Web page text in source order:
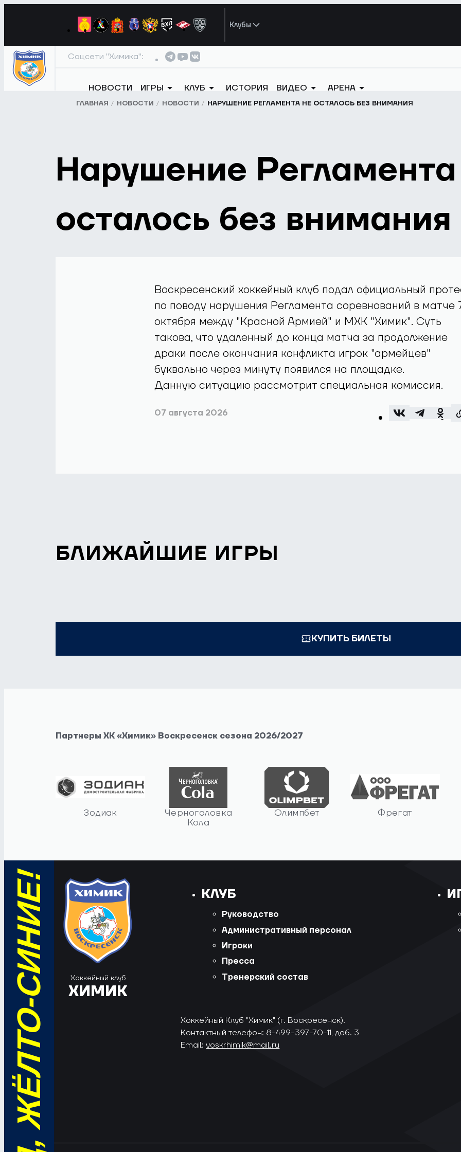
Клубы
Соцсети "Химика":
НОВОСТИ ИГРЫ КЛУБ ИСТОРИЯ ВИДЕО АРЕНА
ГЛАВНАЯ НОВОСТИ НОВОСТИ НАРУШЕНИЕ РЕГЛАМЕНТА НЕ ОСТАЛОСЬ БЕЗ ВНИМАНИЯ
Нарушение
осталось без внимания
Воскресенский хоккейный клуб подал официальный
по поводу нарушения Регламента соревнований в матче
октября между "Красной Армией" и МХК "Химик". Суть
такова, что удаленный до конца матча за продолжение
драки после окончания конфликта игрок "армейцев"
буквально через минуту появился на площадке.
Данную ситуацию рассмотрит специальная комиссия.
07 августа 2026
БЛИЖАЙШИЕ ИГРЫ
КУПИТЬ БИЛЕТЫ
Партнеры ХК «Химик» Воскресенск сезона 2026/2027
Зодиак
Черноголовка
Кола
Олимпбет Фрегат
Хоккейный клуб
ХИМИК
КЛУБ
Руководство
Административный персонал
Игроки
Пресса
Тренерский состав
Хоккейный Клуб "Химик" (г. Воскресенск).
Контактный телефон: 8-499-397-70-11, доб. 3
Email:voskrhimik@mail.ru